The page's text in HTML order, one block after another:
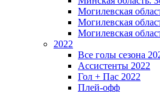
Могилевская
Могилевская
Могилевская
2022
Все голы сезона
Ассистенты 2022
Гол + Пас 2022
Плей-офф